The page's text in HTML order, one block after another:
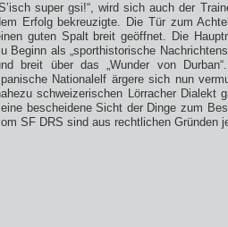
super gsi!“, wird sich auch der
Erfolg bekreuzigte. Die Tür zum
guten Spalt breit geöffnet. Die
Beginn als „sporthistorische
breit über das „Wunder von
Nationalelf ärgere sich nun
schweizerischen Lörracher Dialekt
bescheidene Sicht der Dinge zum
SF DRS sind aus rechtlichen Gründen